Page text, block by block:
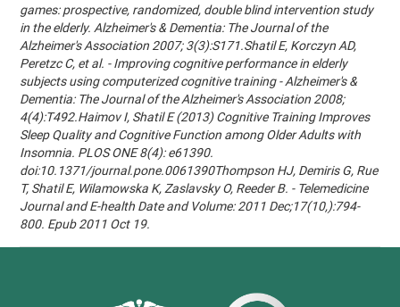
games: prospective, randomized, double blind intervention study
in the elderly. Alzheimer's & Dementia: The Journal of the
Alzheimer's Association 2007; 3(3):S171.Shatil E, Korczyn AD,
Peretzc C, et al. - Improving cognitive performance in elderly
subjects using computerized cognitive training - Alzheimer's &
Dementia: The Journal of the Alzheimer's Association 2008;
4(4):T492.Haimov I, Shatil E (2013) Cognitive Training Improves
Sleep Quality and Cognitive Function among Older Adults with
Insomnia. PLOS ONE 8(4): e61390.
doi:10.1371/journal.pone.0061390Thompson HJ, Demiris G, Rue
T, Shatil E, Wilamowska K, Zaslavsky O, Reeder B. - Telemedicine
Journal and E-health Date and Volume: 2011 Dec;17(10,):794-
800. Epub 2011 Oct 19.